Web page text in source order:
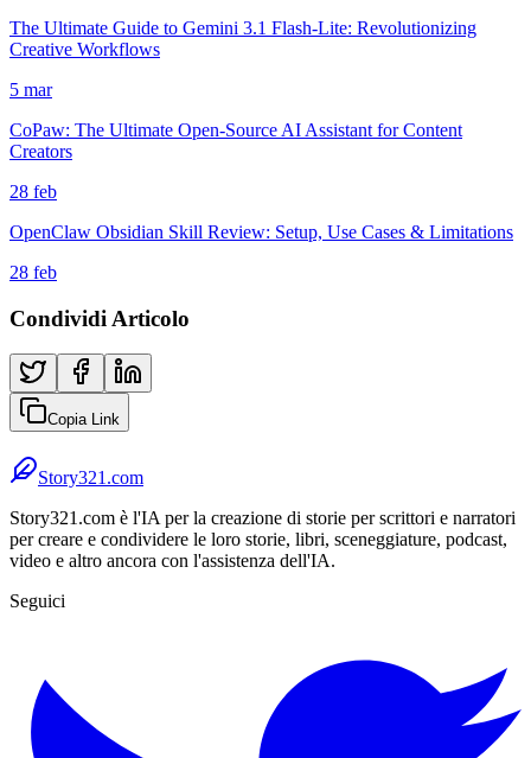
The Ultimate Guide to Gemini 3.1 Flash-Lite: Revolutionizing
Creative Workflows
5 mar
CoPaw: The Ultimate Open-Source AI Assistant for Content
Creators
28 feb
OpenClaw Obsidian Skill Review: Setup, Use Cases & Limitations
28 feb
Condividi Articolo
Copia Link
Story321.com
Story321.com è l'IA per la creazione di storie per scrittori e narratori
per creare e condividere le loro storie, libri, sceneggiature, podcast,
video e altro ancora con l'assistenza dell'IA.
Seguici